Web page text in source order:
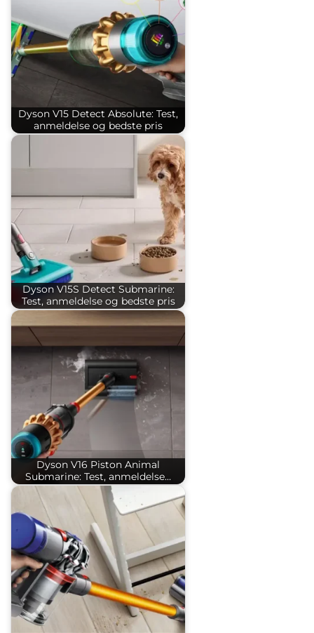
Dyson V15 Detect Absolute: Test,
anmeldelse og bedste pris
Dyson V15S Detect Submarine:
Test, anmeldelse og bedste pris
Dyson V16 Piston Animal
Submarine: Test, anmeldelse…